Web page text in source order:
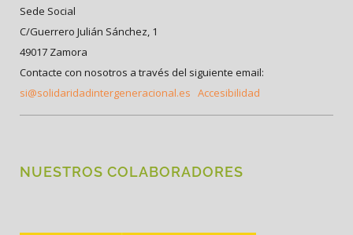
Sede Social
C/Guerrero Julián Sánchez, 1
49017 Zamora
Contacte con nosotros a través del siguiente email:
si@solidaridadintergeneracional.es Accesibilidad
NUESTROS COLABORADORES